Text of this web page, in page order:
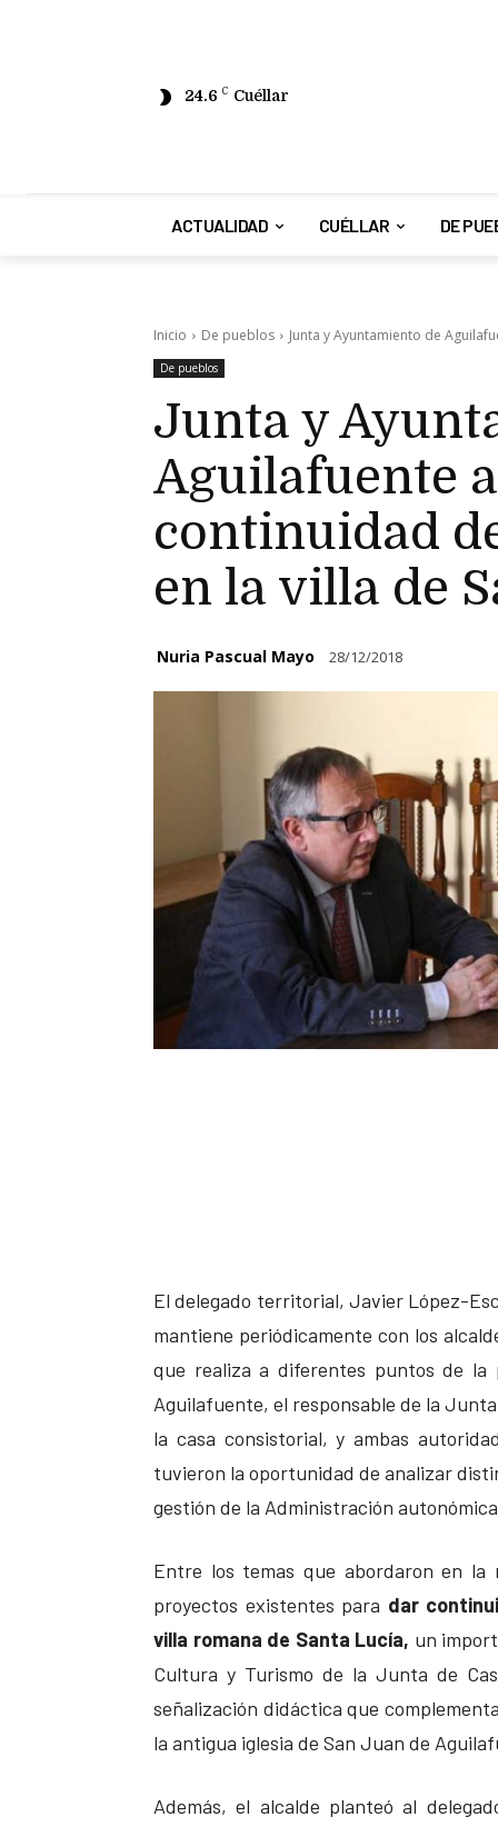
24.6 C Cuéllar
ACTUALIDAD CUÉLLAR DE
Inicio De pueblos Junta y Ayuntamiento de
De pueblos
Junta y
Aguilafuente
continuidad
en la villa de
Nuria Pascual Mayo 28/12/2018
El delegado territorial, Javier López-
mantiene periódicamente con los
que realiza a diferentes puntos de
Aguilafuente, el responsable de la
la casa consistorial, y ambas
tuvieron la oportunidad de analizar
gestión de la Administración
Entre los temas que abordaron en
proyectos existentes para dar
villa romana de Santa Lucía, un
Cultura y Turismo de la Junta de
señalización didáctica que
la antigua iglesia de San Juan de
Además, el alcalde planteó al